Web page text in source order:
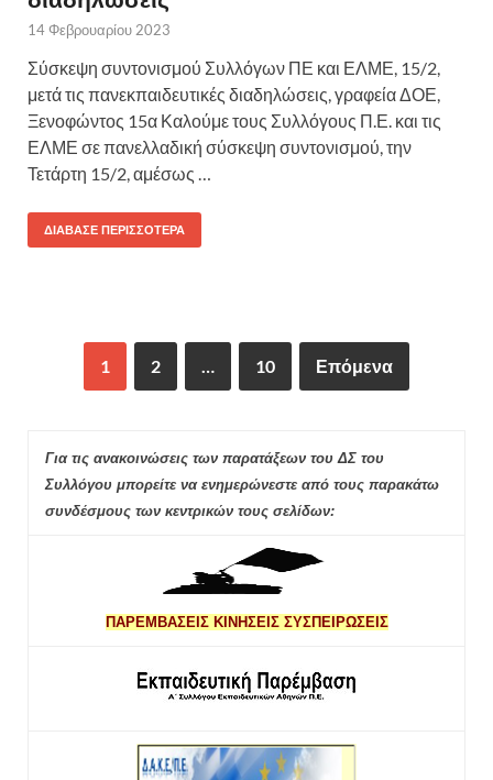
14 Φεβρουαρίου 2023
Σύσκεψη συντονισμού Συλλόγων ΠΕ και ΕΛΜΕ, 15/2,
μετά τις πανεκπαιδευτικές διαδηλώσεις, γραφεία ΔΟΕ,
Ξενοφώντος 15α Καλούμε τους Συλλόγους Π.Ε. και τις
ΕΛΜΕ σε πανελλαδική σύσκεψη συντονισμού, την
Τετάρτη 15/2, αμέσως …
ΔΙΆΒΑΣΕ ΠΕΡΙΣΣΌΤΕΡΑ
1 2 10 Επόμενα
Για τις ανακοινώσεις των παρατάξεων του ΔΣ του
Συλλόγου μπορείτε να ενημερώνεστε από τους παρακάτω
συνδέσμους των κεντρικών τους σελίδων:
ΠΑΡΕΜΒΑΣΕΙΣ ΚΙΝΗΣΕΙΣ ΣΥΣΠΕΙΡΩΣΕΙΣ